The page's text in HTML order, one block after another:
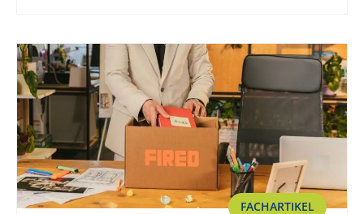
FACHARTIKEL